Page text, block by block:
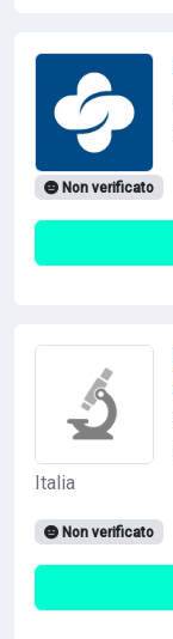
Non verificato
Italia
Non verificato